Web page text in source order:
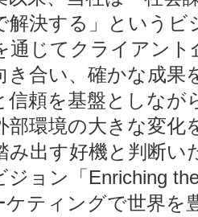
解決する」という
通じてクライアン
き合い、確かな成
信頼を基盤としなが
部環境の大きな変化
み出す好機と判断い
ョン「Enriching
ケティングで世界を